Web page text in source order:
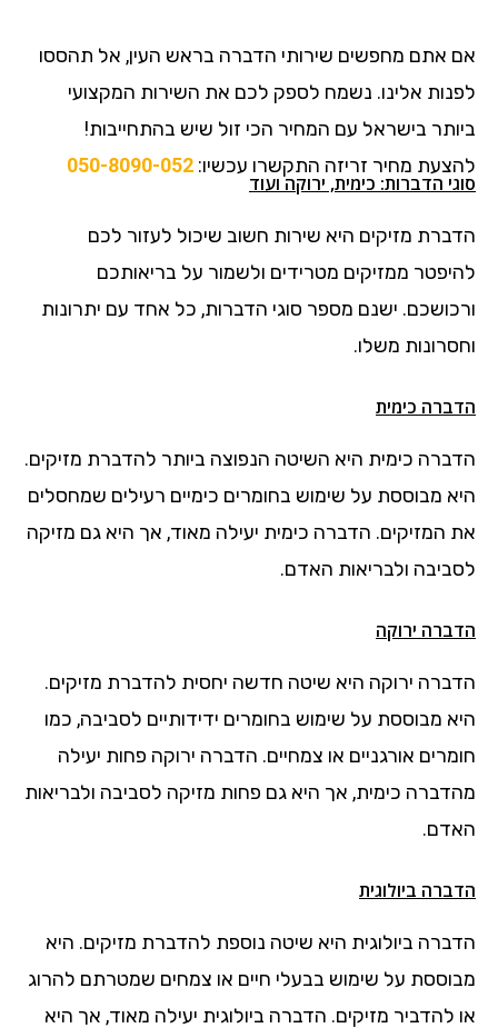
אם אתם מחפשים שירותי הדברה בראש העין, אל תהססו
לפנות אלינו. נשמח לספק לכם את השירות המקצועי
ביותר בישראל עם המחיר הכי זול שיש בהתחייבות!
להצעת מחיר זריזה התקשרו עכשיו: 050-8090-052
סוגי הדברות: כימית, ירוקה ועוד
הדברת מזיקים היא שירות חשוב שיכול לעזור לכם
להיפטר ממזיקים מטרידים ולשמור על בריאותכם
ורכושכם. ישנם מספר סוגי הדברות, כל אחד עם יתרונות
וחסרונות משלו.
הדברה כימית
הדברה כימית היא השיטה הנפוצה ביותר להדברת מזיקים.
היא מבוססת על שימוש בחומרים כימיים רעילים שמחסלים
את המזיקים. הדברה כימית יעילה מאוד, אך היא גם מזיקה
לסביבה ולבריאות האדם.
הדברה ירוקה
הדברה ירוקה היא שיטה חדשה יחסית להדברת מזיקים.
היא מבוססת על שימוש בחומרים ידידותיים לסביבה, כמו
חומרים אורגניים או צמחיים. הדברה ירוקה פחות יעילה
מהדברה כימית, אך היא גם פחות מזיקה לסביבה ולבריאות
האדם.
הדברה ביולוגית
הדברה ביולוגית היא שיטה נוספת להדברת מזיקים. היא
מבוססת על שימוש בבעלי חיים או צמחים שמטרתם להרוג
או להדביר מזיקים. הדברה ביולוגית יעילה מאוד, אך היא